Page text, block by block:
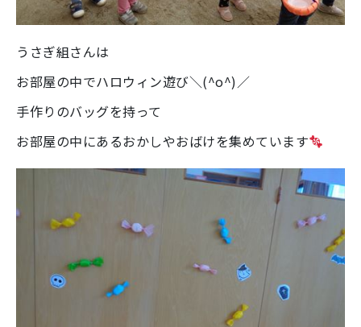
うさぎ組さんは
お部屋の中でハロウィン遊び＼(^o^)／
手作りのバッグを持って
お部屋の中にあるおかしやおばけを集めています